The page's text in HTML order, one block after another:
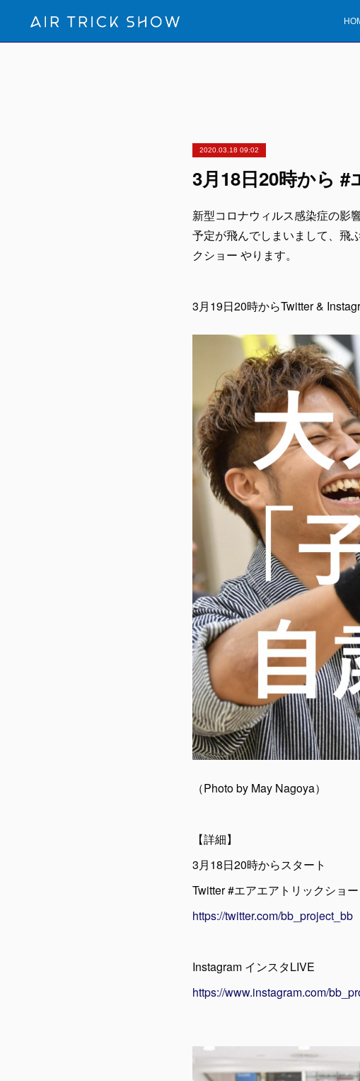
2020.03.18 09:02
3月18日20時から
新型コロナウィルス感染症の影
予定が飛んでしまいまして、飛
クショー やります。
3月19日20時からTwitter &
（Photo by May Nagoya）
【詳細】
3月18日20時からスタート
Twitter #エアエアトリックショー
https://twitter.com/bb_project_bb
Instagram インスタLIVE
https://www.instagram.com/